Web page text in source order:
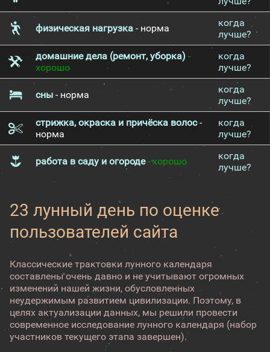
физическая нагрузка - норма
когда
лучше?
домашние дела (ремонт, уборка) -
хорошо
когда
лучше?
сны - норма
когда
лучше?
стрижка, окраска и причёска волос-
норма
когда
лучше?
работа в саду и огороде- хорошо
когда
лучше?
23 лунный день по оценке
пользователей сайта
Классические трактовки лунного календаря
составлены очень давно и не учитывают огромных
изменений нашей жизни, обусловленных
неудержимым развитием цивилизации. Поэтому, в
целях актуализации данных, мы решили провести
современное исследование лунного календаря (набор
участников текущего этапа завершен).